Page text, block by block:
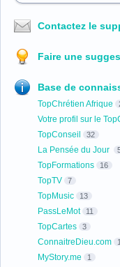
Contactez le
Faire une
Base de
TopChrétien Afrique
Votre profil sur le
TopConseil 32
La Pensée du Jour
TopFormations 16
TopTV 7
TopMusic 13
PassLeMot 11
TopCartes 3
ConnaitreDieu.com
MyStory.me 1